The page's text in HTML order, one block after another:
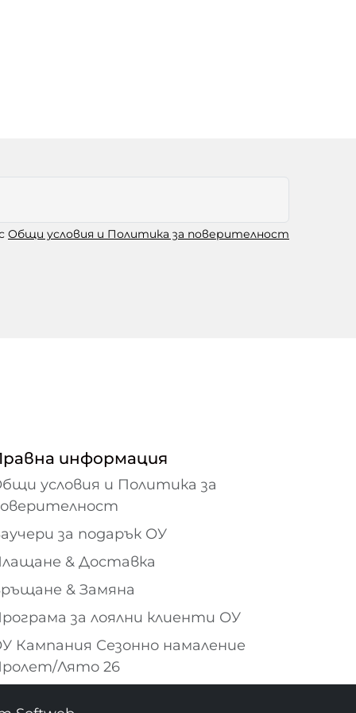
Общи условия и Политика за поверителност
информация
условия и Политика за
за подарък ОУ
& Доставка
& Замяна
за лоялни клиенти ОУ
Кампания Сезонно намаление
Лято 26